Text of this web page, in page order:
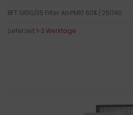
BFT SR30/35 Filter Ab.PM10 60% / 251740
Lieferzeit:1-3 Werktage